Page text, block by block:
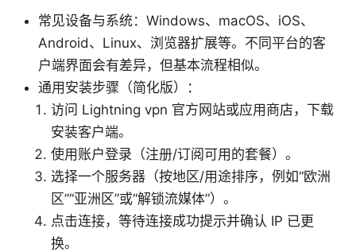
常见设备与系统：Windows、macOS、iOS、
Android、Linux、浏览器扩展等。不同平台的客
户端界面会有差异，但基本流程相似。
通用安装步骤（简化版）：
访问 Lightning vpn 官方网站或应用商店，下载
安装客户端。
使用账户登录（注册/订阅可用的套餐）。
选择一个服务器（按地区/用途排序，例如“欧洲
区”“亚洲区”或“解锁流媒体”）。
点击连接，等待连接成功提示并确认 IP 已更
换。